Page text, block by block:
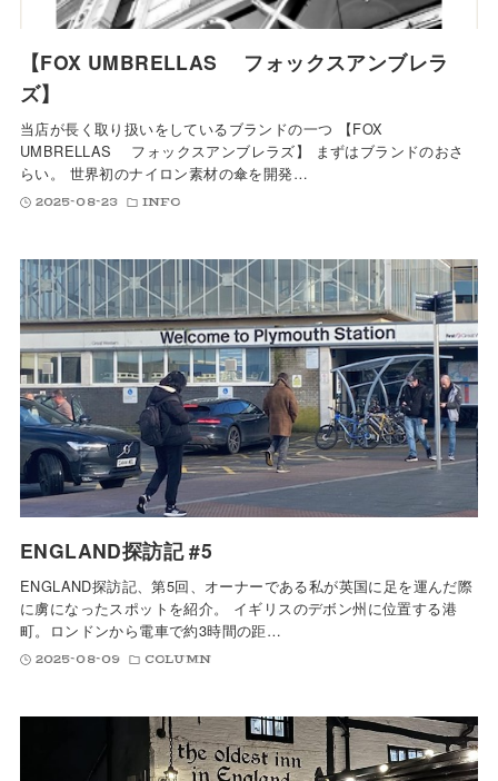
【FOX UMBRELLAS フォックスアンブレラ
ズ】
当店が長く取り扱いをしているブランドの一つ 【FOX
UMBRELLAS フォックスアンブレラズ】 まずはブランドのおさ
らい。 世界初のナイロン素材の傘を開発…
2025-08-23 INFO
ENGLAND探訪記 #5
ENGLAND探訪記、第5回、オーナーである私が英国に足を運んだ際
に虜になったスポットを紹介。 イギリスのデボン州に位置する港
町。ロンドンから電車で約3時間の距…
2025-08-09 COLUMN